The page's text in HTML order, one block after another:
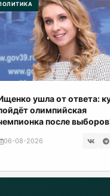
ушла от ответа:
олимпийская
после
06-08-2026